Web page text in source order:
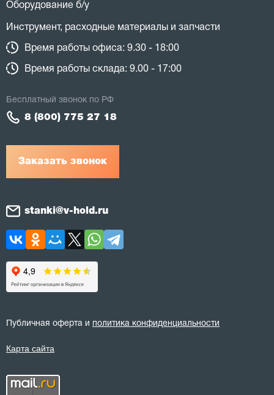
Оборудование б/у
Инструмент, расходные материалы и запчасти
Время работы офиса: 9.30 - 18:00
Время работы склада: 9.00 - 17:00
Заказать звонок
Бесплатный звонок по РФ
8 (800) 775 27 18
stanki@v-hold.ru
Публичная оферта и политика конфиденциальности
Карта сайта